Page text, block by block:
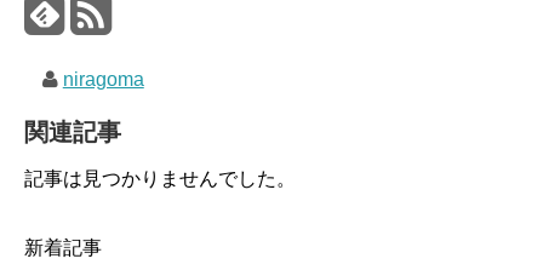
niragoma
関連記事
記事は見つかりませんでした。
新着記事